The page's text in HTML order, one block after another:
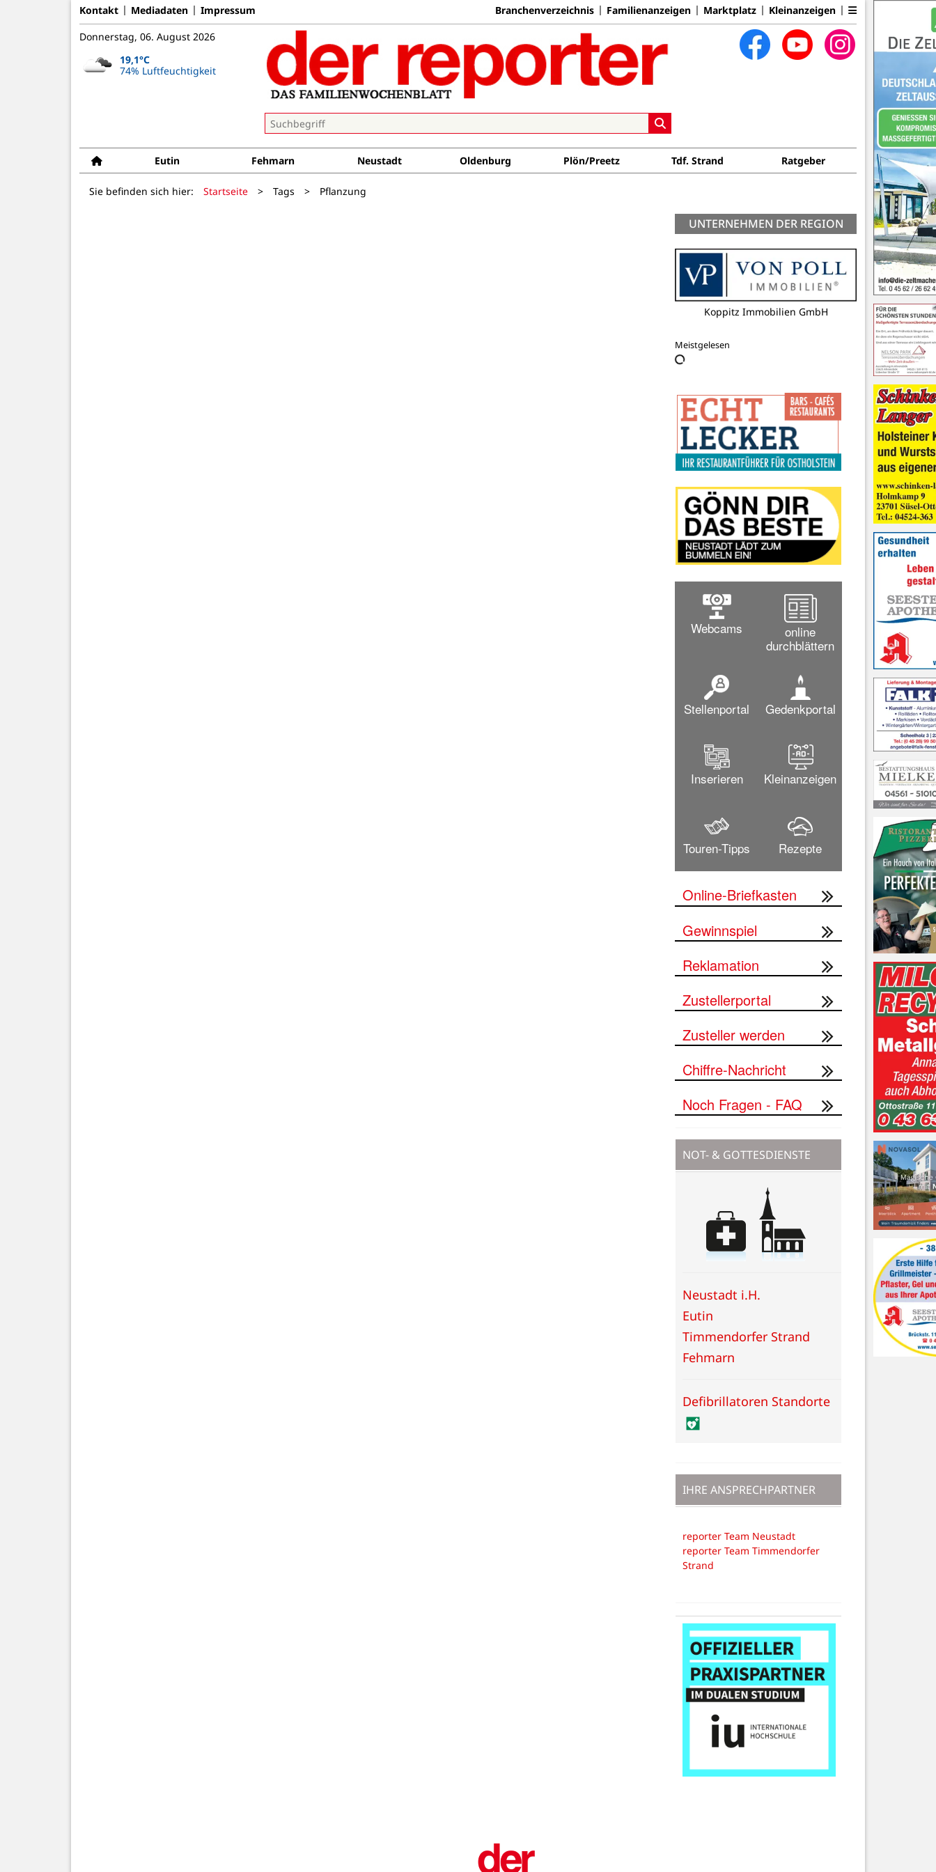
Kontakt Mediadaten Impressum Branchenverzeichnis Familienanzeigen Marktplatz Kleinanzeigen
Donnerstag, 06. August 2026
19,1°C
74% Luftfeuchtigkeit
Eutin Fehmarn Neustadt Oldenburg Plön/Preetz Tdf. Strand Ratgeber
Sie befinden sich hier: Startseite > Tags > Pflanzung
UNTERNEHMEN DER REGION
Koppitz Immobilien GmbH
Meistgelesen
Webcams
online
durchblättern
Stellenportal Gedenkportal
Inserieren Kleinanzeigen
Touren-Tipps Rezepte
Online-Briefkasten
Gewinnspiel
Reklamation
Zustellerportal
Zusteller werden
Chiffre-Nachricht
Noch Fragen - FAQ
NOT- & GOTTESDIENSTE
Neustadt i.H.
Eutin
Timmendorfer Strand
Fehmarn
Defibrillatoren Standorte
IHRE ANSPRECHPARTNER
reporter Team Neustadt
reporter Team Timmendorfer
Strand